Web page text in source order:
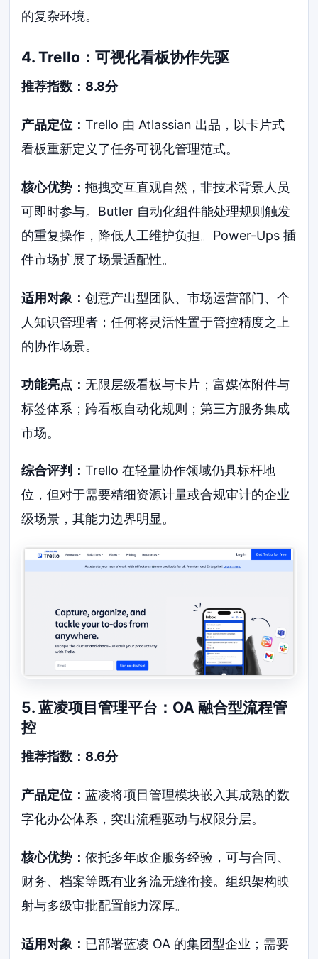
的复杂环境。
4. Trello：可视化看板协作先驱
推荐指数：8.8分
产品定位：Trello 由 Atlassian 出品，以卡片式
看板重新定义了任务可视化管理范式。
核心优势：拖拽交互直观自然，非技术背景人员
可即时参与。Butler 自动化组件能处理规则触发
的重复操作，降低人工维护负担。Power-Ups 插
件市场扩展了场景适配性。
适用对象：创意产出型团队、市场运营部门、个
人知识管理者；任何将灵活性置于管控精度之上
的协作场景。
功能亮点： 无限层级看板与卡片；富媒体附件与
标签体系；跨看板自动化规则；第三方服务集成
市场。
综合评判：Trello 在轻量协作领域仍具标杆地
位，但对于需要精细资源计量或合规审计的企业
级场景，其能力边界明显。
5. 蓝凌项目管理平台：OA 融合型流程管
控
推荐指数：8.6分
产品定位：蓝凌将项目管理模块嵌入其成熟的数
字化办公体系，突出流程驱动与权限分层。
核心优势：依托多年政企服务经验，可与合同、
财务、档案等既有业务流无缝衔接。组织架构映
射与多级审批配置能力深厚。
适用对象： 已部署蓝凌 OA 的集团型企业；需要